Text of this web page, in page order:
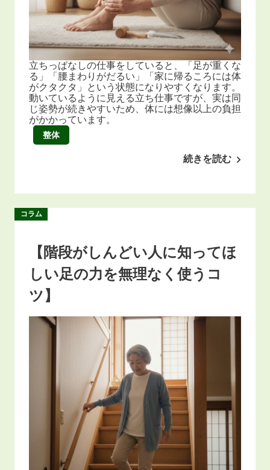
立ちっぱなしの仕事をしていると、「足が重くな
る」「腰まわりがだるい」「家に帰るころには体
がクタクタ」という状態になりやすくなります。
動いているように見える立ち仕事ですが、実は同
じ姿勢が続きやすいため、体には想像以上の負担
がかかっています。
整体
続きを読む
コラム
【階段がしんどい人に知ってほ
しい足の力を無理なく使うコ
ツ】